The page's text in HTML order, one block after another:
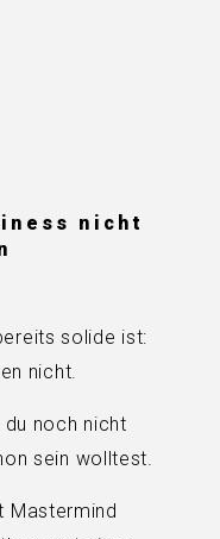
nicht
solide ist:
nicht.
noch nicht
sein wolltest.
Mastermind